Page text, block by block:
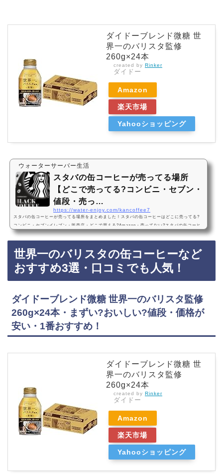
ダイドーブレンド微糖 世
界一のバリスタ監修
260g×24本
created by Rinker
ダイドー
Amazon
楽天市場
Yahooショッピング
ウォーターサーバー生活
スタバの缶コーヒーが売ってる場所
【どこで売ってる?コンビニ・セブン・
値段・売っ…
https://water-enjoy.com/kancoffee7
スタバの缶コーヒーが売ってる場所をまとめました！スタバの缶コーヒーはどこに売ってる?
コンビニ・セブンイレブン・販売店・どこで買える?Amazon・売ってない?スタバの缶コーヒ
ーは、セブンイレブンに売っています！店舗によっては売ってない店もあるので、Amazonで
すすめ3選！口コミでも人気！スターバックス ブラックコーヒーショット 165g ×30本・無
糖・まずい?おいしい?値段、価格が安い・コスパ最強！1番おすすめ！『スターバックス ブラ
ッ…
世界一のバリスタの缶コーヒーなど
おすすめ3選・口コミでも人気！
ダイドーブレンド微糖 世界一のバリスタ監修
260g×24本・まずい?おいしい?値段・価格が
安い・1番おすすめ！
ダイドーブレンド微糖 世
界一のバリスタ監修
260g×24本
created by Rinker
ダイドー
Amazon
楽天市場
Yahooショッピング